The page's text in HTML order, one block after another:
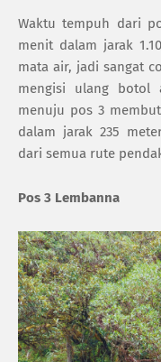
Waktu tempuh dari
menit dalam jarak
mata air, jadi sangat
mengisi ulang botol
menuju pos 3
dalam jarak 235
dari semua rute
Pos 3 Lembanna